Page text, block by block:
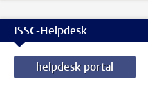
ISSC-Helpdesk
helpdesk portal